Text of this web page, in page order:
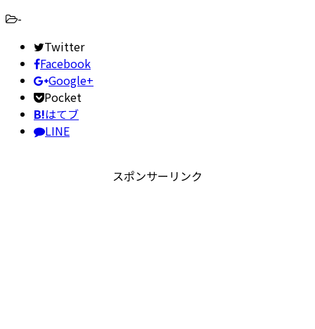
-
Twitter
Facebook
Google+
Pocket
B!はてブ
LINE
スポンサーリンク